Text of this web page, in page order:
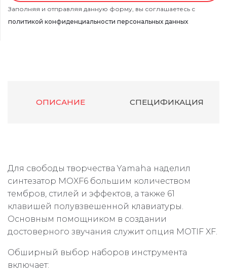
Заполняя и отправляя данную форму, вы соглашаетесь с
политикой конфиденциальности персональных данных
ОПИСАНИЕ СПЕЦИФИКАЦИЯ
Для свободы творчества Yamaha наделил
синтезатор MOXF6 большим количеством
тембров, стилей и эффектов, а также 61
клавишей полувзвешенной клавиатуры.
Основным помощником в создании
достоверного звучания служит опция MOTIF XF.
Обширный выбор наборов инструмента
включает: